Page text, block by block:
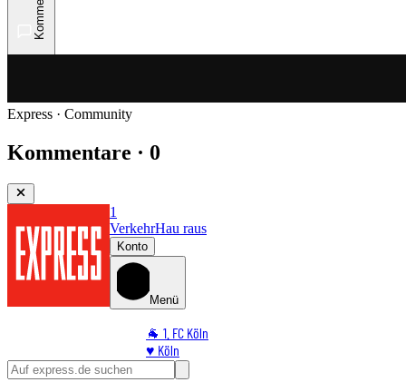
Express · Community
Kommentare · 0
1
VerkehrHau raus
Konto
Menü
🐐 1. FC Köln
♥️ Köln
⭐ Promi